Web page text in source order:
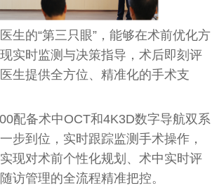
生的“第三只眼”，能够在术前优化方
实时监测与决策指导，术后即刻评
医生提供全方位、精准化的手术支
配备术中OCT和4K3D数字导航双系
步到位，实时跟踪监测手术操作，
现对术前个性化规划、术中实时评
访管理的全流程精准把控。